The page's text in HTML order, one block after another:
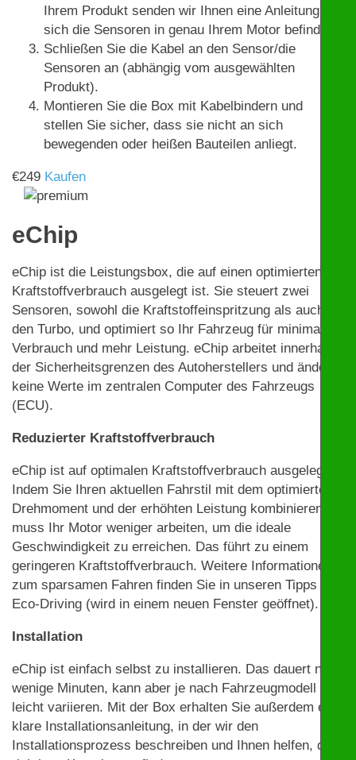
Ihrem Produkt senden wir Ihnen eine Anleitung, wo
sich die Sensoren in genau Ihrem Motor befinden.
Schließen Sie die Kabel an den Sensor/die
Sensoren an (abhängig vom ausgewählten
Produkt).
Montieren Sie die Box mit Kabelbindern und
stellen Sie sicher, dass sie nicht an sich
bewegenden oder heißen Bauteilen anliegt.
€249 Kaufen
eChip
eChip ist die Leistungsbox, die auf einen optimierten
Kraftstoffverbrauch ausgelegt ist. Sie steuert zwei
Sensoren, sowohl die Kraftstoffeinspritzung als auch
den Turbo, und optimiert so Ihr Fahrzeug für minimalen
Verbrauch und mehr Leistung. eChip arbeitet innerhalb
der Sicherheitsgrenzen des Autoherstellers und ändert
keine Werte im zentralen Computer des Fahrzeugs
(ECU).
Reduzierter Kraftstoffverbrauch
eChip ist auf optimalen Kraftstoffverbrauch ausgelegt.
Indem Sie Ihren aktuellen Fahrstil mit dem optimierten
Drehmoment und der erhöhten Leistung kombinieren,
muss Ihr Motor weniger arbeiten, um die ideale
Geschwindigkeit zu erreichen. Das führt zu einem
geringeren Kraftstoffverbrauch. Weitere Informationen
zum sparsamen Fahren finden Sie in unseren Tipps zu
Eco-Driving (wird in einem neuen Fenster geöffnet).
Installation
eChip ist einfach selbst zu installieren. Das dauert nur
wenige Minuten, kann aber je nach Fahrzeugmodell
leicht variieren. Mit der Box erhalten Sie außerdem eine
klare Installationsanleitung, in der wir den
Installationsprozess beschreiben und Ihnen helfen, die